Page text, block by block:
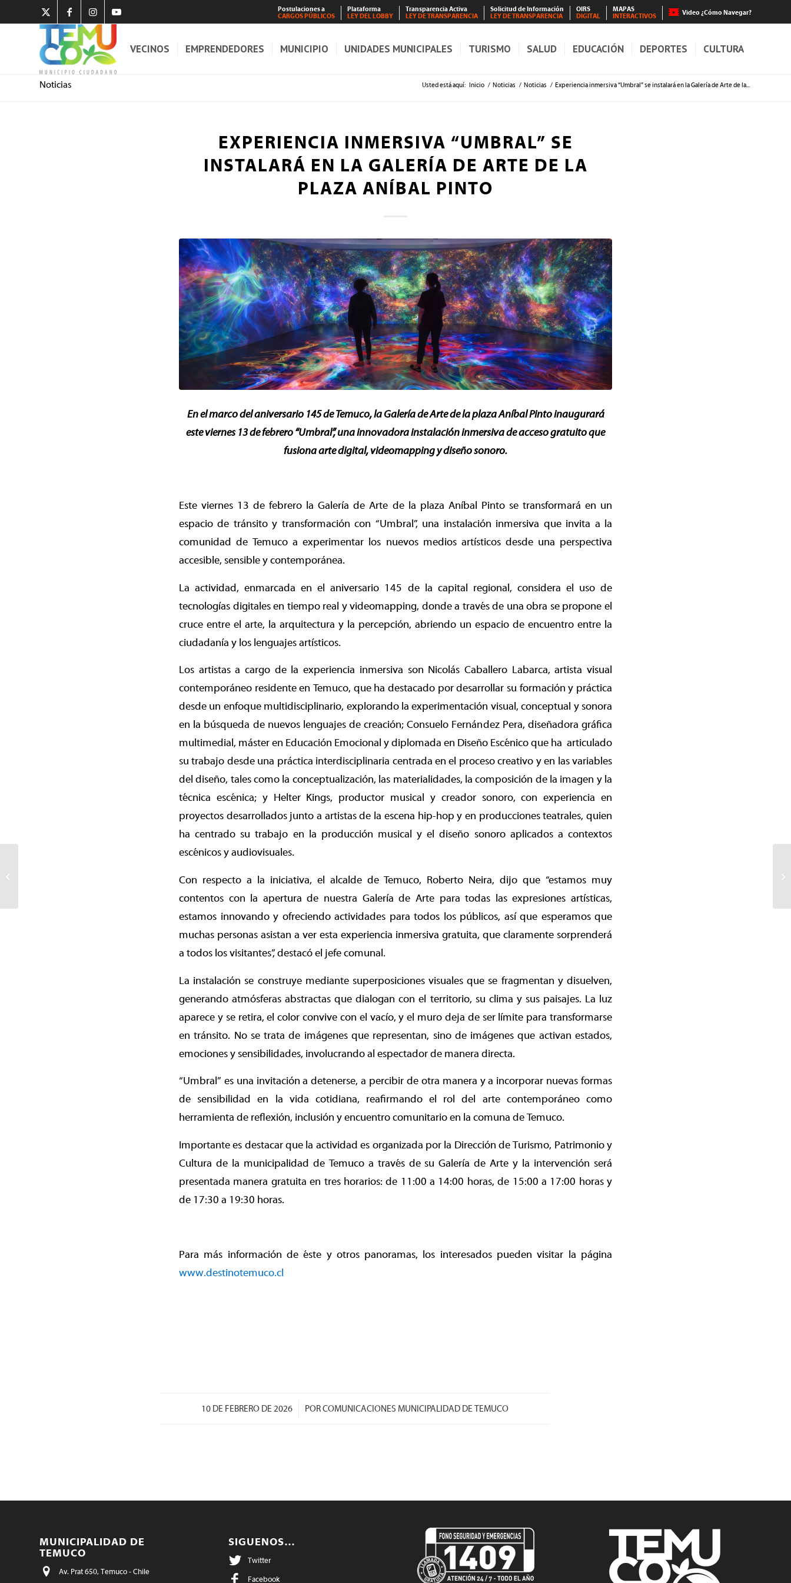
Postulaciones a
CARGOS PÚBLICOS
Plataforma
LEY DEL LOBBY
Transparencia Activa
LEY DE TRANSPARENCIA
Solicitud de Información
LEY DE TRANSPARENCIA
OIRS
DIGITAL
MAPAS
INTERACTIVOS
Video ¿Cómo Navegar?
VECINOS EMPRENDEDORES MUNICIPIO UNIDADES MUNICIPALES TURISMO SALUD EDUCACIÓN DEPORTES CULTURA
Noticias Usted está aquí: Inicio / Noticias / Noticias / Experiencia inmersiva “Umbral” se instalará en la Galería de Arte de la...
EXPERIENCIA INMERSIVA “UMBRAL” SE
INSTALARÁ EN LA GALERÍA DE ARTE DE LA
PLAZA ANÍBAL PINTO
En el marco del aniversario 145 de Temuco, la Galería de Arte de la plaza Aníbal Pinto inaugurará
este viernes 13 de febrero “Umbral”, una innovadora instalación inmersiva de acceso gratuito que
fusiona arte digital, videomapping y diseño sonoro.
Este viernes 13 de febrero la Galería de Arte de la plaza Aníbal Pinto se transformará en un
espacio de tránsito y transformación con “Umbral”, una instalación inmersiva que invita a la
comunidad de Temuco a experimentar los nuevos medios artísticos desde una perspectiva
accesible, sensible y contemporánea.
La actividad, enmarcada en el aniversario 145 de la capital regional, considera el uso de
tecnologías digitales en tiempo real y videomapping, donde a través de una obra se propone el
cruce entre el arte, la arquitectura y la percepción, abriendo un espacio de encuentro entre la
ciudadanía y los lenguajes artísticos.
Los artistas a cargo de la experiencia inmersiva son Nicolás Caballero Labarca, artista visual
contemporáneo residente en Temuco, que ha destacado por desarrollar su formación y práctica
desde un enfoque multidisciplinario, explorando la experimentación visual, conceptual y sonora
en la búsqueda de nuevos lenguajes de creación; Consuelo Fernández Pera, diseñadora gráfica
multimedial, máster en Educación Emocional y diplomada en Diseño Escénico que ha articulado
su trabajo desde una práctica interdisciplinaria centrada en el proceso creativo y en las variables
del diseño, tales como la conceptualización, las materialidades, la composición de la imagen y la
técnica escénica; y Helter Kings, productor musical y creador sonoro, con experiencia en
proyectos desarrollados junto a artistas de la escena hip-hop y en producciones teatrales, quien
ha centrado su trabajo en la producción musical y el diseño sonoro aplicados a contextos
escénicos y audiovisuales.
Con respecto a la iniciativa, el alcalde de Temuco, Roberto Neira, dijo que “estamos muy
contentos con la apertura de nuestra Galería de Arte para todas las expresiones artísticas,
estamos innovando y ofreciendo actividades para todos los públicos, así que esperamos que
muchas personas asistan a ver esta experiencia inmersiva gratuita, que claramente sorprenderá
a todos los visitantes”, destacó el jefe comunal.
La instalación se construye mediante superposiciones visuales que se fragmentan y disuelven,
generando atmósferas abstractas que dialogan con el territorio, su clima y sus paisajes. La luz
aparece y se retira, el color convive con el vacío, y el muro deja de ser límite para transformarse
en tránsito. No se trata de imágenes que representan, sino de imágenes que activan estados,
emociones y sensibilidades, involucrando al espectador de manera directa.
“Umbral” es una invitación a detenerse, a percibir de otra manera y a incorporar nuevas formas
de sensibilidad en la vida cotidiana, reafirmando el rol del arte contemporáneo como
herramienta de reflexión, inclusión y encuentro comunitario en la comuna de Temuco.
Importante es destacar que la actividad es organizada por la Dirección de Turismo, Patrimonio y
Cultura de la municipalidad de Temuco a través de su Galería de Arte y la intervención será
presentada manera gratuita en tres horarios: de 11:00 a 14:00 horas, de 15:00 a 17:00 horas y
de 17:30 a 19:30 horas.
Para más información de éste y otros panoramas, los interesados pueden visitar la página
www.destinotemuco.cl
10 DE FEBRERO DE 2026
/ PORCOMUNICACIONES MUNICIPALIDAD DE TEMUCO
MUNICIPALIDAD DE
TEMUCO
Av. Prat 650, Temuco - Chile
SIGUENOS…
Twitter
Facebook